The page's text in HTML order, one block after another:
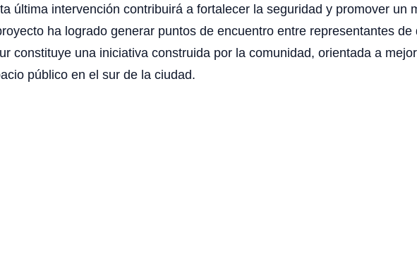
última intervención contribuirá a fortalecer la seguridad y promover un
ha logrado generar puntos de encuentro entre representantes
constituye una iniciativa construida por la comunidad, orientada a
público en el sur de la ciudad.